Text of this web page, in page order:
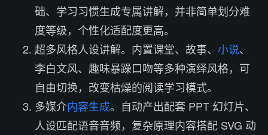
础、学习习惯生成专属讲解，并非简单划分难
度等级，个性化适配度更高。
超多风格人设讲解。内置课堂、故事、 小说、
李白文风、趣味暴躁口吻等多种演绎风格，可
自由切换，改变枯燥的阅读学习模式。
多媒介内容生成。自动产出配套 PPT 幻灯片、
人设匹配语音音频，复杂原理内容搭配 SVG 动